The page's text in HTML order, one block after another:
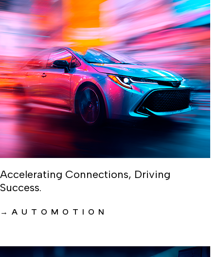
Accelerating Connections, Driving
Success.
→ AUTOMOTION